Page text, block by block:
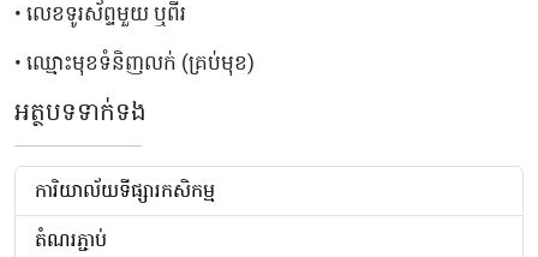
• លេខទូរស័ព្ទមួយ ឬពីរ
• ឈ្មោះមុខទំនិញលក់ (គ្រប់មុខ)
អត្ថបទទាក់ទង
ការិយាល័យទីផ្សារកសិកម្ម
តំណរភ្ជាប់